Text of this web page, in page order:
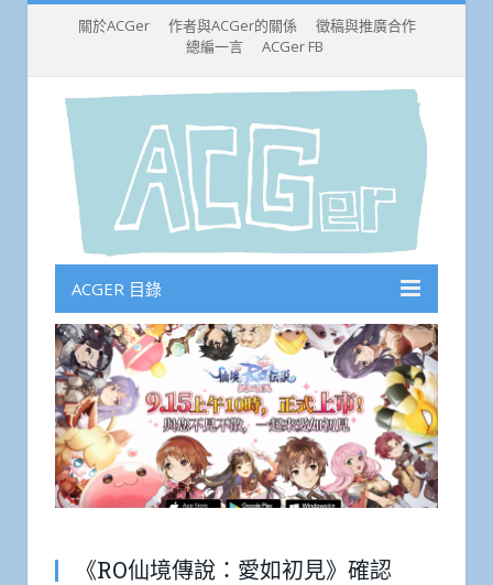
關於ACGer 作者與ACGer的關係
徵稿與推廣合作
總編一言
ACGer FB
ACGER 目錄
《RO仙境傳說：愛如初見》確認